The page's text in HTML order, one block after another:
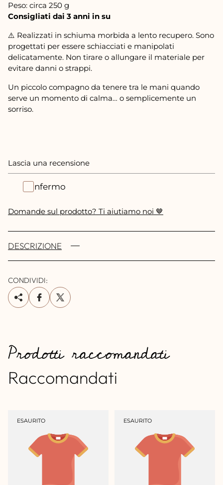
Peso: circa 250 g
Consigliati dai 3 anni in su
⚠️ Realizzati in schiuma morbida a lento recupero. Sono
progettati per essere schiacciati e manipolati
delicatamente. Non tirare o allungare il materiale per
evitare danni o strappi.
Un piccolo compagno da tenere tra le mani quando
serve un momento di calma… o semplicemente un
sorriso.
Lascia una recensione
Confermo
Domande sul prodotto? Ti aiutiamo noi 🤎
DESCRIZIONE
CONDIVIDI:
Prodotti raccomandati
Raccomandati
ETICHETTA
PRODOTTO:
ESAURITO
ETICHETTA
PRODOTTO:
ESAURITO